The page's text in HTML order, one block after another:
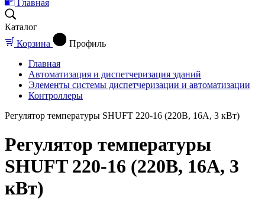
Главная
Каталог
Корзина
Профиль
Главная
Автоматизация и диспетчеризация зданий
Элементы системы диспетчеризации и автоматизации
Контроллеры
Регулятор температуры SHUFT 220-16 (220В, 16А, 3 кВт)
Регулятор температуры
SHUFT 220-16 (220В, 16А, 3
кВт)